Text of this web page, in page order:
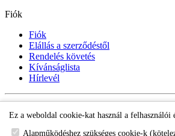
Fiók
Fiók
Elállás a szerződéstől
Rendelés követés
Kívánságlista
Hírlevél
Ez a weboldal cookie-kat használ a
Alapműködéshez szükséges cookie-k